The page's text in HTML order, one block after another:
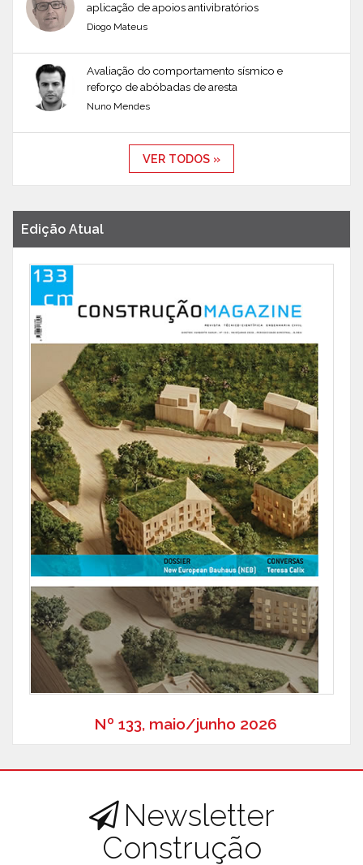
aplicação de apoios antivibratórios
Diogo Mateus
Avaliação do comportamento sísmico e
reforço de abóbadas de aresta
Nuno Mendes
VER TODOS »
Edição Atual
Nº 133, maio/junho 2026
Newsletter
Construção